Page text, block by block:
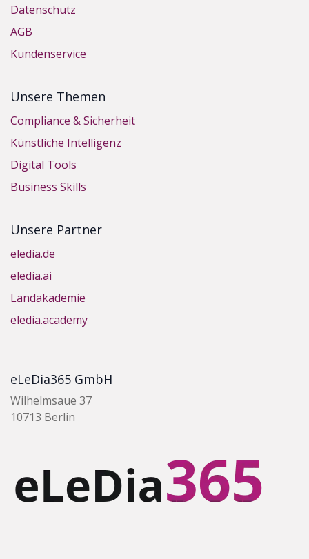
Datenschutz
AGB
Kundenservice
Unsere Themen
Compliance & Sicherheit
Künstliche Intelligenz
Digital Tools
Business Skills
Unsere Partner
eledia.de
eledia.ai
Landakademie
eledia.academy
eLeDia365 GmbH
Wilhelmsaue 37
10713 Berlin